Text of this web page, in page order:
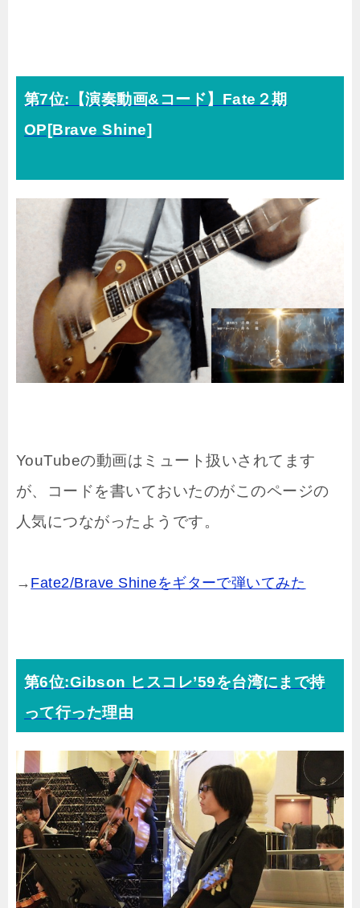
第7位:【演奏動画&コード】Fate２期
OP[Brave Shine]
YouTubeの動画はミュート扱いされてます
が、コードを書いておいたのがこのページの
人気につながったようです。
→ Fate2/Brave Shineをギターで弾いてみた
第6位:Gibson ヒスコレ’59を台湾にまで持
って行った理由